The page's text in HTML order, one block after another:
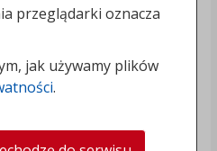
przeglądarki oznacza
jak używamy plików
.